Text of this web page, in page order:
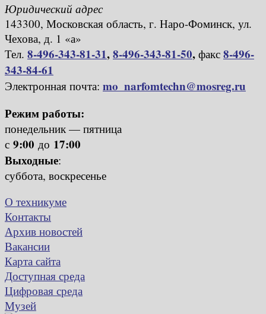
Юридический адрес
143300, Московская область, г. Наро-Фоминск, ул.
Чехова, д. 1 «а»
Тел. 8-496-343-81-31,8-496-343-81-50, факс 8-496-
343-84-61
Электронная почта: mo_narfomtechn@mosreg.ru
Режим работы:
понедельник — пятница
с 9:00 до 17:00
Выходные:
суббота, воскресенье
О техникуме
Контакты
Архив новостей
Вакансии
Карта сайта
Доступная среда
Цифровая среда
Музей